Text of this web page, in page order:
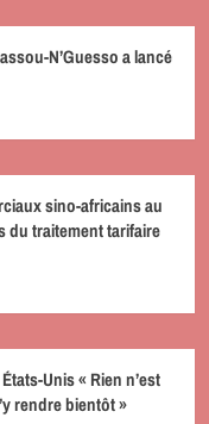
N’Guesso a lancé
sino-africains au
du traitement tarifaire
Unis « Rien n’est
rendre bientôt »